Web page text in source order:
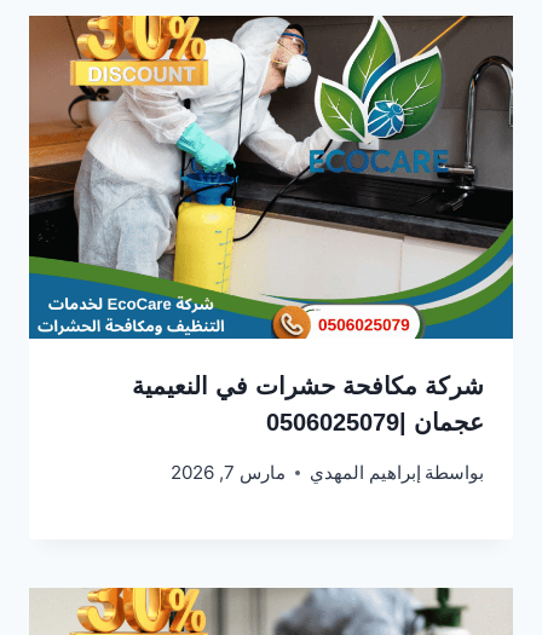
شركة مكافحة حشرات في النعيمية
عجمان |0506025079
بواسطة إبراهيم المهدي مارس 7, 2026